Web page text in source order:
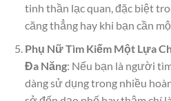
tinh thần lạc quan, đặc biệt
căng thẳng hay khi bạn cần
Phụ Nữ Tìm Kiếm Một Lựa
Đa Năng: Nếu bạn là người
dàng sử dụng trong nhiều